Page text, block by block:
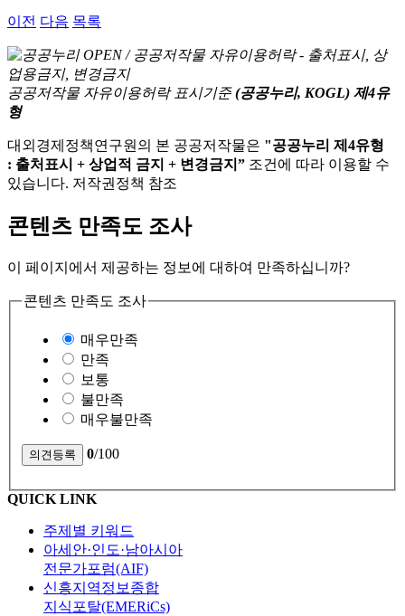
이전 다음 목록
공공저작물 자유이용허락 표시기준 (공공누리, KOGL) 제4유
형
대외경제정책연구원의 본 공공저작물은 "공공누리 제4유형
: 출처표시 + 상업적 금지 + 변경금지” 조건에 따라 이용할 수
있습니다. 저작권정책 참조
콘텐츠 만족도 조사
이 페이지에서 제공하는 정보에 대하여 만족하십니까?
콘텐츠 만족도 조사
매우만족
만족
보통
불만족
매우불만족
0/100
QUICK LINK
주제별 키워드
아세안·인도·남아시아
전문가포럼(AIF)
신흥지역정보종합
지식포탈(EMERiCs)